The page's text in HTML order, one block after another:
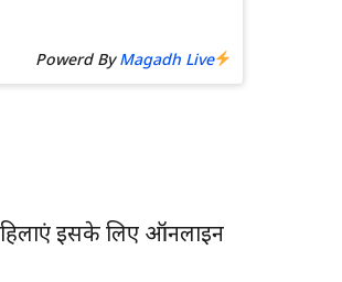
Powerd ByMagadh Live
इसके लिए ऑनलाइन